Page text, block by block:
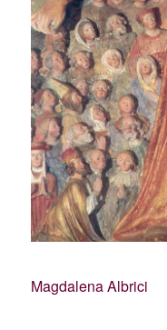
Magdalena Albrici